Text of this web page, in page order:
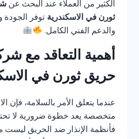
الكثير من العملاء عند البحث عن
ثورن في الاسكندرية توفر الجودة
والدعم الفني الكامل.
أهمية التعاقد مع
حريق ثورن في
عندما يتعلق الأمر بالسلامة، فإن
متخصصة يعد خطوة ضرورية لا
فأنظمة الإنذار ضد الحريق ليست